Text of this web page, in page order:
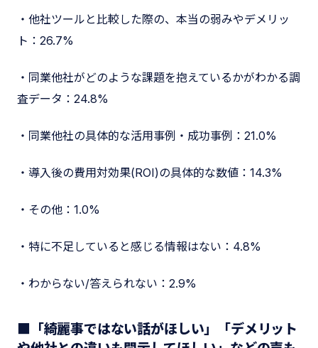
・他社ツールと比較した際の、本当の弱みやデメリッ
ト：26.7%
・同業他社がどのような課題を抱えているかがわかる調
査データ：24.8%
・同業他社の具体的な活用事例・成功事例：21.0%
・導入後の費用対効果(ROI)の具体的な数値：14.3%
・その他：1.0%
・特に不足していると感じる情報はない：4.8%
・わからない/答えられない：2.9%
■「綺麗事ではない話がほしい」「デメリット